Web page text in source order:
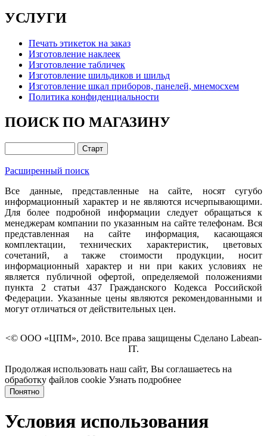
УСЛУГИ
Печать этикеток на заказ
Изготовление наклеек
Изготовление табличек
Изготовление шильдиков и шильд
Изготовление шкал приборов, панелей, мнемосхем
Политика конфиденциальности
ПОИСК ПО МАГАЗИНУ
Расширенный поиск
Все данные, представленные на сайте, носят сугубо
информационный характер и не являются исчерпывающими.
Для более подробной информации следует обращаться к
менеджерам компании по указанным на сайте телефонам. Вся
представленная на сайте информация, касающаяся
комплектации, технических характеристик, цветовых
сочетаний, а также стоимости продукции, носит
информационный характер и ни при каких условиях не
является публичной офертой, определяемой положениями
пункта 2 статьи 437 Гражданского Кодекса Российской
Федерации. Указанные цены являются рекомендованными и
могут отличаться от действительных цен.
<© ООО «ЦПМ», 2010. Все права защищены Сделано Labean-
IT.
Продолжая использовать наш сайт, Вы соглашаетесь на
обработку файлов cookie Узнать подробнее
Понятно
Условия использования